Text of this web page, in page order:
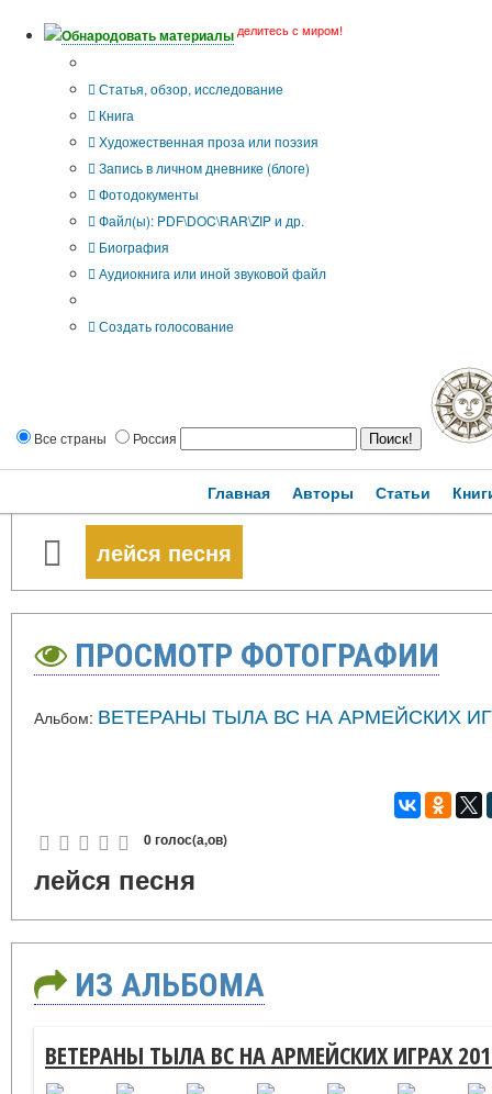
Обнародовать материалы делитесь с миром!
Статья, обзор, исследование
Книга
Художественная проза или поэзия
Запись в личном дневнике (блоге)
Фотодокументы
Файл(ы): PDF\DOC\RAR\ZIP и др.
Биография
Аудиокнига или иной звуковой файл
Создать голосование
Все страны Россия
Главная Авторы Статьи
лейся песня
ПРОСМОТР ФОТОГРАФИИ
Альбом: ВЕТЕРАНЫ ТЫЛА ВС НА АРМЕЙСКИХ
0 голос(а,ов)
лейся песня
ИЗ АЛЬБОМА
ВЕТЕРАНЫ ТЫЛА ВС НА АРМЕЙСКИХ ИГРАХ